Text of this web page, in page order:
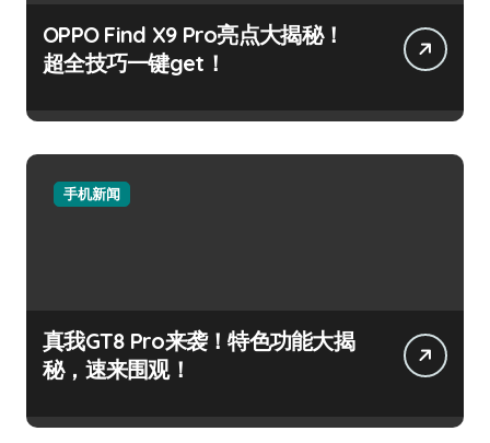
OPPO Find X9 Pro亮点大揭秘！
超全技巧一键get！
手机新闻
真我GT8 Pro来袭！特色功能大揭
秘，速来围观！